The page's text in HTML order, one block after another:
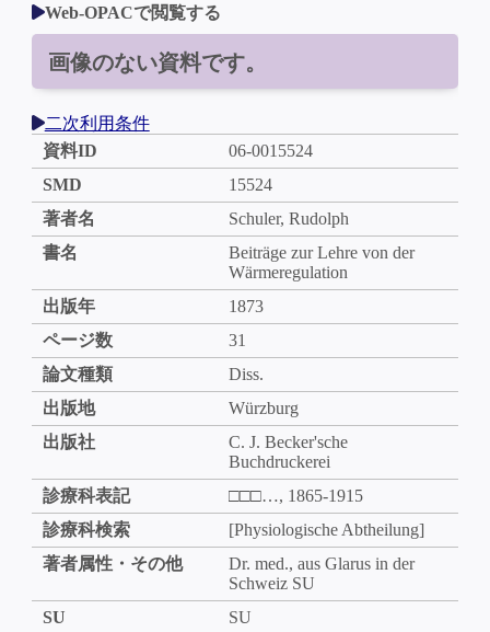
Web-OPACで閲覧する
画像のない資料です。
二次利用条件
資料ID
06-0015524
SMD
15524
著者名
Schuler, Rudolph
書名
Beiträge zur Lehre von der
Wärmeregulation
出版年
1873
ページ数
31
論文種類
Diss.
出版地
Würzburg
出版社
C. J. Becker'sche
Buchdruckerei
診療科表記
□□□…, 1865-1915
診療科検索
[Physiologische Abtheilung]
著者属性・その他
Dr. med., aus Glarus in der
Schweiz SU
SU
SU